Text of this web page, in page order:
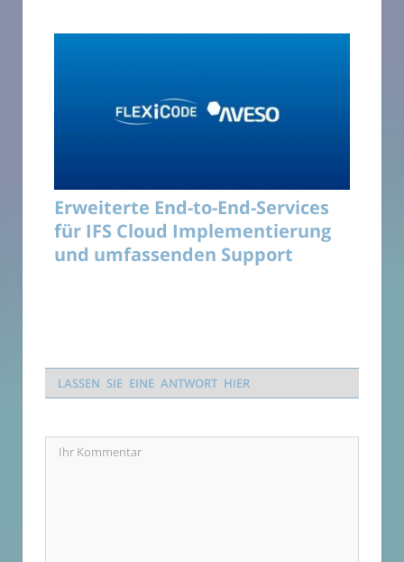
Erweiterte End-to-End-Services
für IFS Cloud Implementierung
und umfassenden Support
LASSEN SIE EINE ANTWORT HIER